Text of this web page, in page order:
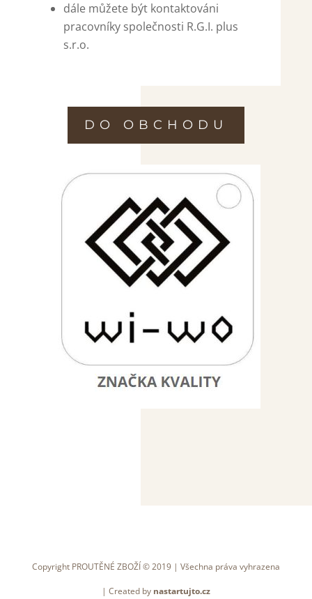
dále můžete být kontaktováni
pracovníky společnosti R.G.I. plus
s.r.o.
DO OBCHODU
Copyright PROUTĚNÉ ZBOŽÍ © 2019 | Všechna práva vyhrazena
| Created by nastartujto.cz